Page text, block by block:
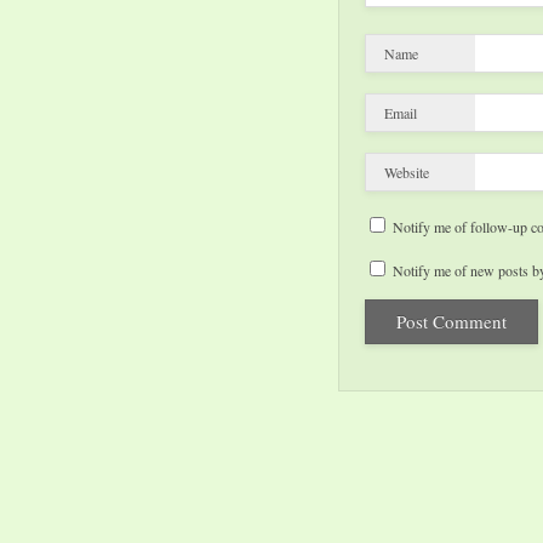
Name
Email
Website
Notify me of follow-up
Notify me of new posts